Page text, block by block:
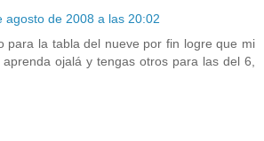
agosto de 2008 a las 20:02
para la tabla del nueve por fin logre que mi
ojalá y tengas otros para las del 6,